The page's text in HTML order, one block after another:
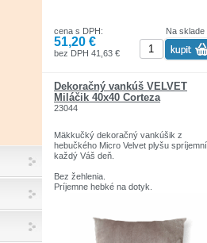
Standard 100.
Rozmer:70 x 35 cm clasico
Záruka: 2 roky
Na sklade
cena s DPH:
51,20 €
bez DPH 41,63 €
Dekoračný vankúš VELVET
Miláčik 40x40 Corteza
23044
Mäkkučký dekoračný vankúšik z
hebučkého Micro Velvet plyšu spríjemní
každý Váš deň.
Bez žehlenia.
Príjemne hebké na dotyk.